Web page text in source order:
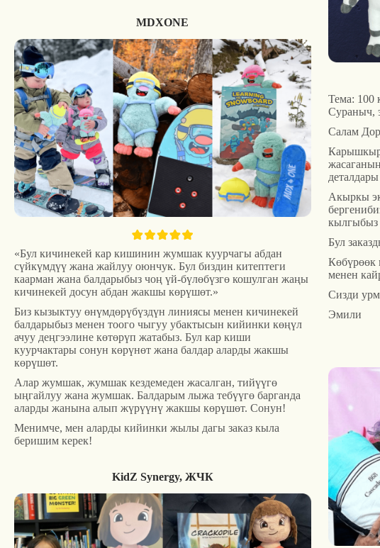
MDXONE
«Бул кичинекей кар кишинин жумшак куурчагы абдан
сүйкүмдүү жана жайлуу оюнчук. Бул биздин китептеги
каарман жана балдарыбыз чоң үй-бүлөбүзгө кошулган жаңы
кичинекей досун абдан жакшы көрүшөт.»
Биз кызыктуу өнүмдөрүбүздүн линиясы менен кичинекей
балдарыбыз менен тоого чыгуу убактысын кийинки көңүл
ачуу деңгээлине көтөрүп жатабыз. Бул кар киши
куурчактары сонун көрүнөт жана балдар аларды жакшы
көрүшөт.
Алар жумшак, жумшак кездемеден жасалган, тийүүгө
ыңгайлуу жана жумшак. Балдарым лыжа тебүүгө барганда
аларды жанына алып жүрүүнү жакшы көрүшөт. Сонун!
Менимче, мен аларды кийинки жылы дагы заказ кыла
беришим керек!
KidZ Synergy, ЖЧК
Тема: 100
Сураныч,
Салам
Акыркы
кылгыбыз
Бул
Көбүрөөк
менен
Сизди
Эмили